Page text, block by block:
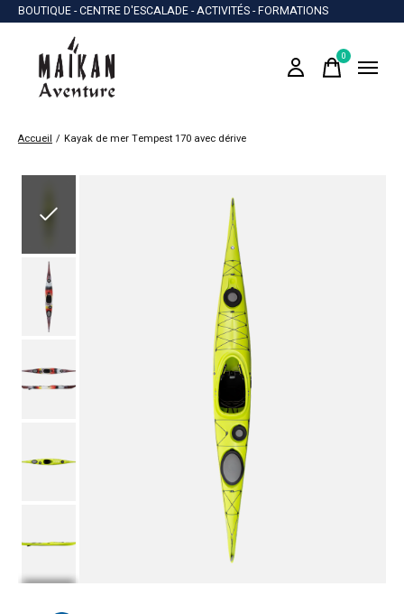
BOUTIQUE - CENTRE D'ESCALADE - ACTIVITÉS - FORMATIONS
0items
Accueil / Kayak de mer Tempest 170 avec dérive